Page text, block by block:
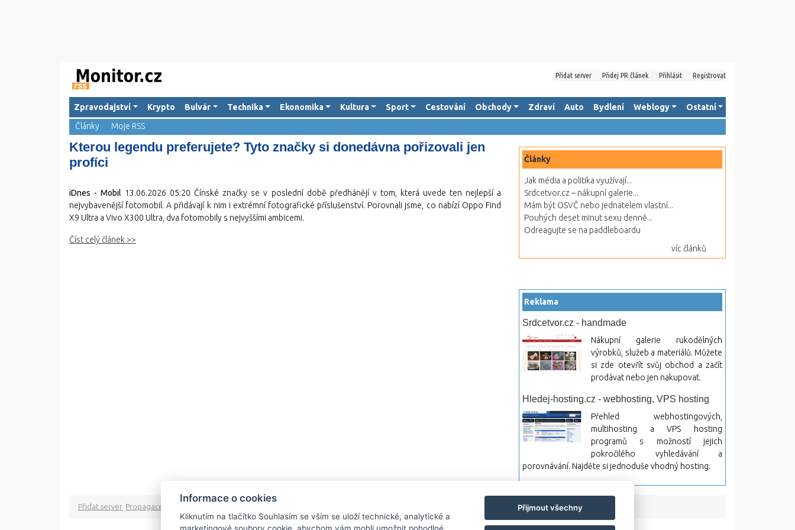
Přidat server Přidej PR článek Přihlásit Registrovat
Zpravodajství Krypto Bulvár Technika Ekonomika Kultura Sport Cestování Obchody Zdraví Auto Bydlení Weblogy
Ostatní
Články
Moje RSS
Kterou legendu preferujete? Tyto značky si donedávna pořizovali jen
profíci
iDnes - Mobil 13.06.2026 05:20 Čínské značky se v poslední době předhánějí v tom, která uvede ten nejlepší a
nejvybavenější fotomobil. A přidávají k nim i extrémní fotografické příslušenství. Porovnali jsme, co nabízí Oppo Find
X9 Ultra a Vivo X300 Ultra, dva fotomobily s nejvyššími ambicemi.
Číst celý článek >>
Články
Jak média a politika využívají...
Srdcetvor.cz – nákupní galerie...
Mám být OSVČ nebo jednatelem vlastní...
Pouhých deset minut sexu denně...
Odreagujte se na paddleboardu
víc článků
Reklama
Srdcetvor.cz - handmade
Nákupní galerie rukodělných
výrobků, služeb a materiálů. Můžete
si zde otevřít svůj obchod a začít
prodávat nebo jen nakupovat.
Hledej-hosting.cz - webhosting, VPS hosting
Přehled webhostingových,
multihosting a VPS hosting
programů s možností jejich
pokročilého vyhledávání a
porovnávání. Najděte si jednoduše vhodný hosting.
Přidat server Propagace
Informace o cookies
Kliknutím na tlačítko Souhlasím se vším se uloží technické, analytické a
Přijmout všechny